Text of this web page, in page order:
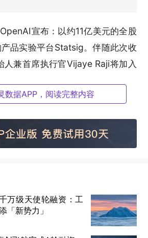
宣布：以约11亿美元的全股
品实验平台Statsig。伴随此次收
兼首席执行官Vijaye Raji将加入
。
起了广泛关注，其金额之高、动
并非一次简单的业务版图扩张。虽
此巨大的资源去收购一家主营业务
数据APP，阅读完整内容
万级天使轮融资：工
「新势力」